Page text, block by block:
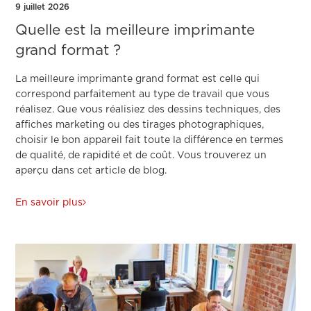
9 juillet 2026
Quelle est la meilleure imprimante
grand format ?
La meilleure imprimante grand format est celle qui
correspond parfaitement au type de travail que vous
réalisez. Que vous réalisiez des dessins techniques, des
affiches marketing ou des tirages photographiques,
choisir le bon appareil fait toute la différence en termes
de qualité, de rapidité et de coût. Vous trouverez un
aperçu dans cet article de blog.
En savoir plus